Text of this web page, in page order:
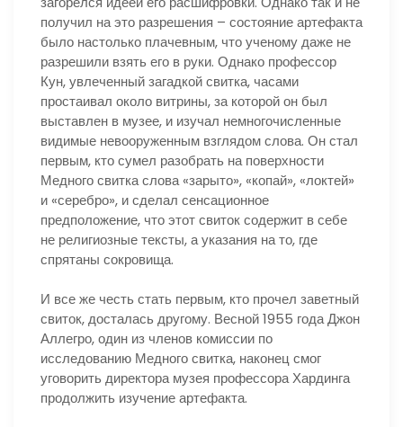
получил на это разрешения – состояние артефакта
было настолько плачевным, что ученому даже не
разрешили взять его в руки. Однако профессор
Кун, увлеченный загадкой свитка, часами
простаивал около витрины, за которой он был
выставлен в музее, и изучал немногочисленные
видимые невооруженным взглядом слова. Он стал
первым, кто сумел разобрать на поверхности
Медного свитка слова «зарыто», «копай», «локтей»
и «серебро», и сделал сенсационное
предположение, что этот свиток содержит в себе
не религиозные тексты, а указания на то, где
спрятаны сокровища.
И все же честь стать первым, кто прочел заветный
свиток, досталась другому. Весной 1955 года Джон
Аллегро, один из членов комиссии по
исследованию Медного свитка, наконец смог
уговорить директора музея профессора Хардинга
продолжить изучение артефакта.